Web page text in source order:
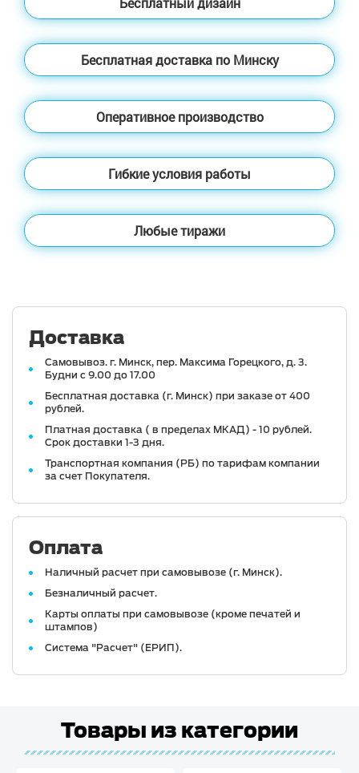
Бесплатная доставка по Минску
Оперативное производство
Гибкие условия работы
Любые тиражи
Доставка
Самовывоз. г. Минск, пер. Максима Горецкого, д. 3.
Будни с 9.00 до 17.00
Бесплатная доставка (г. Минск) при заказе от 400
рублей.
Платная доставка ( в пределах МКАД) - 10 рублей.
Срок доставки 1-3 дня.
Транспортная компания (РБ) по тарифам компании
за счет Покупателя.
Оплата
Наличный расчет при самовывозе (г. Минск).
Безналичный расчет.
Карты оплаты при самовывозе (кроме печатей и
штампов)
Система "Расчет" (ЕРИП).
Товары из категории